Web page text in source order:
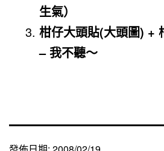
生氣）
柑仔大頭貼(大頭圖) +
– 我不聽～